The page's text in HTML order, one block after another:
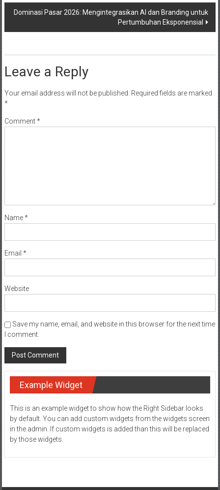
Dominasi Pasar 2026: Mengintegrasikan AI dan Branding untuk
Pertumbuhan Eksponensial
Leave a Reply
Your email address will not be published. Required fields are marked
*
Comment*
Name*
Email *
Website
Save my name, email, and website in this browser for the next time
I comment.
Example Widget
This is an example widget to show how the Right Sidebar looks
by default. You can add custom widgets from the widgets screen
in the admin. If custom widgets is added than this will be replaced
by those widgets.